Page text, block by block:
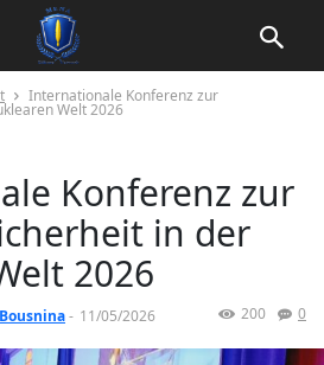
Internationale Konferenz zur
Welt 2026
Konferenz zur
in der
2026
- 11/05/2026 0
200